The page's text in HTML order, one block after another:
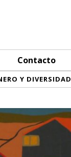
Contacto
Y DIVERSIDAD